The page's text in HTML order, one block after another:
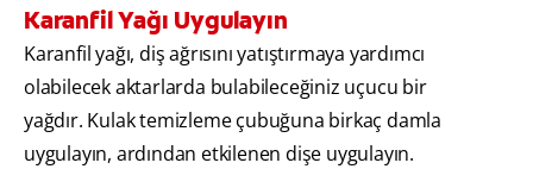
Karanfil Yağı Uygulayın
Karanfil yağı, diş ağrısını yatıştırmaya yardımcı
olabilecek aktarlarda bulabileceğiniz uçucu bir
yağdır. Kulak temizleme çubuğuna birkaç damla
uygulayın, ardından etkilenen dişe uygulayın.